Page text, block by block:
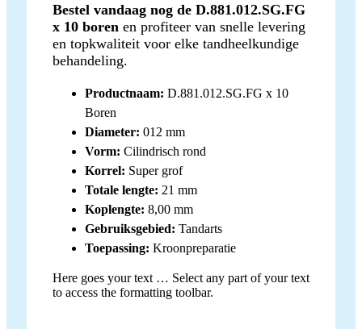
Bestel vandaag nog de D.881.012.SG.FG
x 10 boren en profiteer van snelle levering
en topkwaliteit voor elke tandheelkundige
behandeling.
Productnaam: D.881.012.SG.FG x 10
Boren
Diameter: 012 mm
Vorm: Cilindrisch rond
Korrel: Super grof
Totale lengte: 21 mm
Koplengte: 8,00 mm
Gebruiksgebied: Tandarts
Toepassing: Kroonpreparatie
Here goes your text … Select any part of your text
to access the formatting toolbar.